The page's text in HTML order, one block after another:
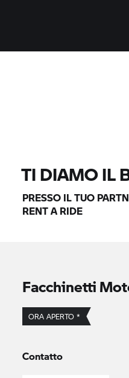
TI DIAMO IL
PRESSO IL TUO
RENT A RIDE
Facchinetti
ORA APERTO *
Contatto